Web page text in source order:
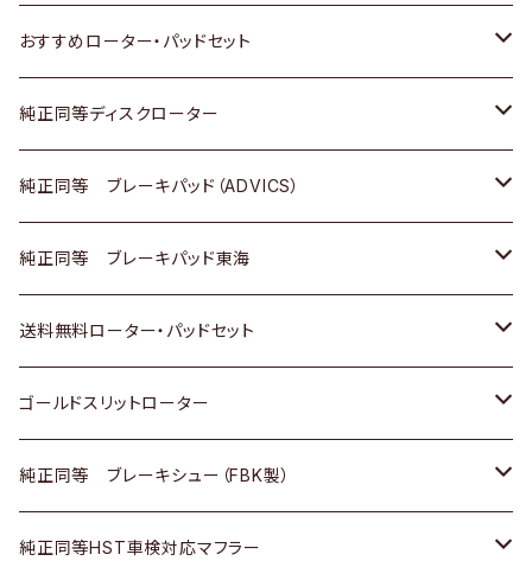
ダイハツ
マツダ
三菱
スバル
日野
三菱ふそう
ＢＭＷ
いすゞ
ダイハツ
マツダ
三菱
日野
三菱ふそう
いすゞ
ダイハツ
三菱
日野
三菱ふそう
その他
スズキ
日産
ダイハツ
マツダ
三菱
スバル
ホンダ
スズキ
日産
いすゞ
ダイハツ
マツダ
三菱
スバル
トヨタ
日産
いすゞ
ダイハツ
マツダ
三菱
おすすめローター・パッドセット
トヨタ
ホンダ
スズキ
日産
ダイハツ
マツダ
三菱
純正同等ディスクローター
トヨタ
ホンダ
スズキ
日産
いすゞ
ダイハツ
純正同等 ブレーキパッド（ADVICS）
トヨタ
ホンダ
スズキ
日産
ダイハツ
純正同等 ブレーキパッド東海
トヨタ
ホンダ
日産
いすゞ
送料無料ローター・パッドセット
トヨタ
ホンダ
スズキ
ゴールドスリットローター
トヨタ
ホンダ
純正同等 ブレーキシュー（FBK製）
ホンダ
純正同等HST車検対応マフラー